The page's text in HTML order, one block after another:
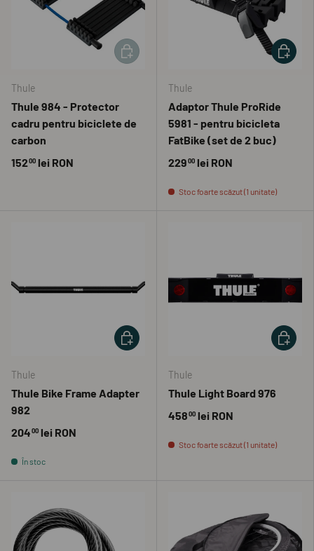
Thule
Thule 984 - Protector
cadru pentru biciclete de
carbon
15200 lei RON
ADAUGĂ ÎN COȘ
Thule
Adaptor Thule ProRide
5981 - pentru bicicleta
FatBike (set de 2 buc)
22900 lei RON
Stoc foarte scăzut (1 unitate)
Thule
Thule Bike Frame Adapter
982
20400 lei RON
În stoc
ADAUGĂ ÎN COȘ
Thule
Thule Light Board 976
45800 lei RON
Stoc foarte scăzut (1 unitate)